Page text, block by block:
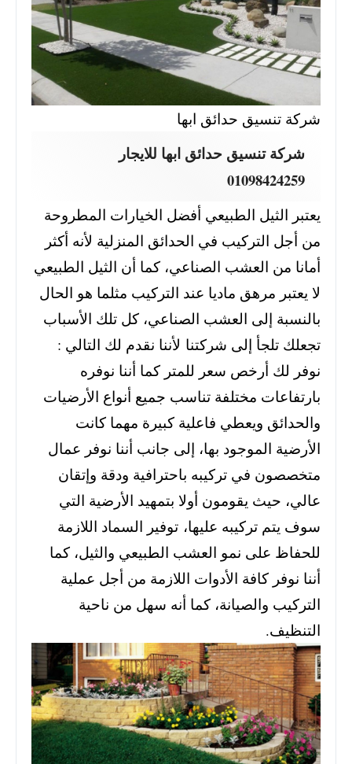
شركة تنسيق حدائق ابها
شركة تنسيق حدائق ابها للايجار
01098424259
يعتبر الثيل الطبيعي أفضل الخيارات المطروحة
من أجل التركيب في الحدائق المنزلية لأنه أكثر
أمانا من العشب الصناعي، كما أن الثيل الطبيعي
لا يعتبر مرهق ماديا عند التركيب مثلما هو الحال
بالنسبة إلى العشب الصناعي، كل تلك الأسباب
تجعلك تلجأ إلى شركتنا لأننا نقدم لك التالي :
نوفر لك أرخص سعر للمتر كما أننا نوفره
بارتفاعات مختلفة تناسب جميع أنواع الأرضيات
والحدائق ويعطي فاعلية كبيرة مهما كانت
الأرضية الموجود بها، إلى جانب أننا نوفر عمال
متخصصون في تركيبه باحترافية ودقة وإتقان
عالي، حيث يقومون أولا بتمهيد الأرضية التي
سوف يتم تركيبه عليها، توفير السماد اللازمة
للحفاظ على نمو العشب الطبيعي والثيل، كما
أننا نوفر كافة الأدوات اللازمة من أجل عملية
التركيب والصيانة، كما أنه سهل من ناحية
التنظيف.